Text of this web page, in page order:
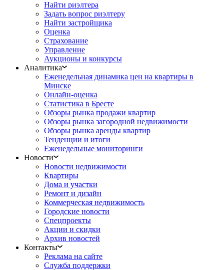
Найти риэлтера
Задать вопрос риэлтеру
Найти застройщика
Оценка
Страхование
Управление
Аукционы и конкурсы
Аналитика
Еженедельная динамика цен на квартиры в
Минске
Онлайн-оценка
Статистика в Бресте
Обзоры рынка продажи квартир
Обзоры рынка загородной недвижимости
Обзоры рынка аренды квартир
Тенденции и итоги
Еженедельные мониторинги
Новости
Новости недвижимости
Квартиры
Дома и участки
Ремонт и дизайн
Коммерческая недвижимость
Городские новости
Спецпроекты
Акции и скидки
Архив новостей
Контакты
Реклама на сайте
Служба поддержки